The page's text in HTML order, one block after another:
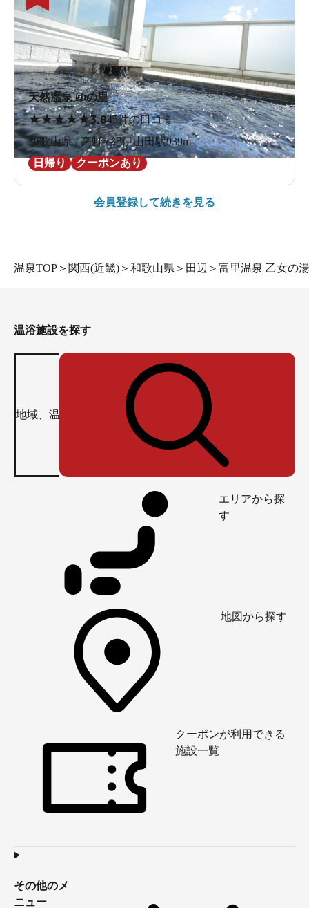
天然温泉 ゆの里
★★★★★3.845件の口コミ
和歌山県 / 高野 / 紀伊山田駅939m
日帰り
クーポンあり
会員登録して続きを見る
温泉TOP ＞ 関西(近畿) ＞ 和歌山県 ＞ 田辺 ＞ 富里温泉 乙女の湯
温浴施設を探す
エリアから探
す
地図から探す
クーポンが利用できる
施設一覧
その他のメ
ニュー